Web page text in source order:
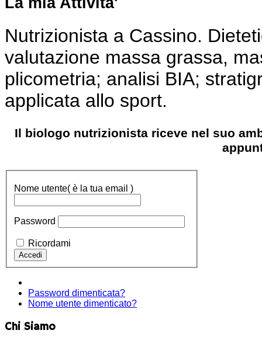
Nutrizionista a Cassino.
valutazione massa grassa,
plicometria; analisi BIA;
applicata allo sport.
Il biologo nutrizionista riceve nel suo
Nome utente( è la tua email )
Password
Ricordami
Password dimenticata?
Nome utente dimenticato?
Chi Siamo